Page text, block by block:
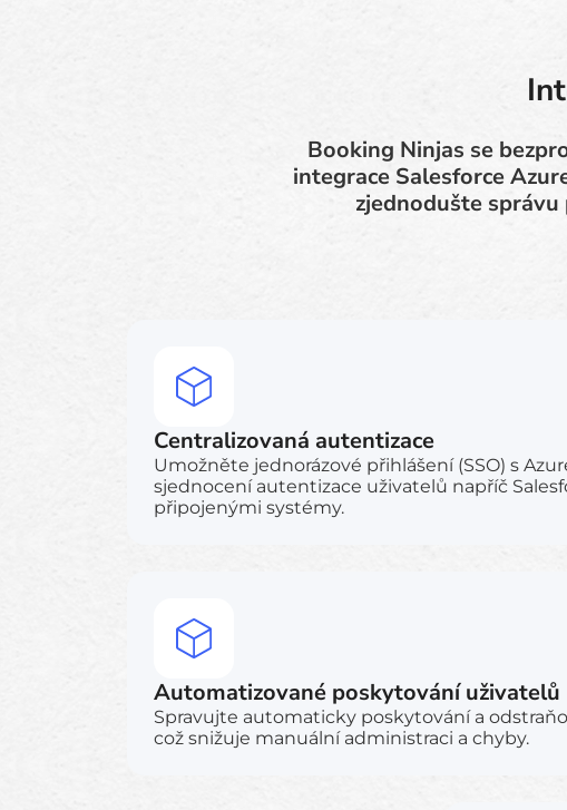
Booking Ninjas se
integrace Salesforce
zjednodušte
Centralizovaná autentizace
Umožněte jednorázové přihlášení (SSO) s
sjednocení autentizace uživatelů napříč
připojenými systémy.
Automatizované poskytování uživatelů
Spravujte automaticky poskytování a
což snižuje manuální administraci a chyby.